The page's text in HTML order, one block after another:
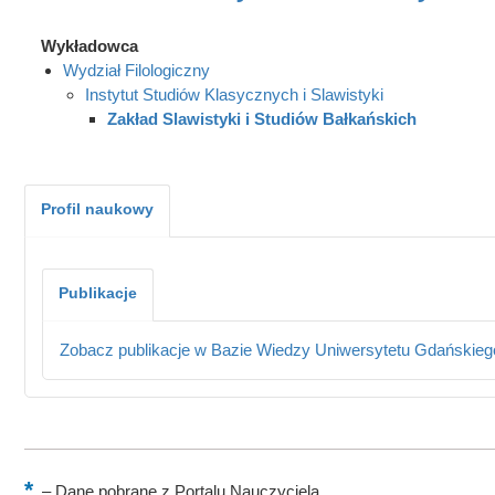
Wykładowca
Wydział Filologiczny
Instytut Studiów Klasycznych i Slawistyki
Zakład Slawistyki i Studiów Bałkańskich
Profil naukowy
Publikacje
Zobacz publikacje w Bazie Wiedzy Uniwersytetu
–Dane pobrane z Portalu Nauczyciela